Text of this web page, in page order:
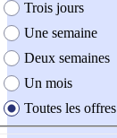
Trois jours
Une semaine
Deux semaines
Un mois
Toutes les offres